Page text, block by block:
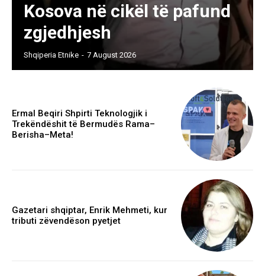
Kosova në cikël të pafund
zgjedhjesh
Shqiperia Etnike - 7 August 2026
Ermal Beqiri Shpirti Teknologjik i
Trekëndëshit të Bermudës Rama–
Berisha–Meta!
Gazetari shqiptar, Enrik Mehmeti, kur
tributi zëvendëson pyetjet